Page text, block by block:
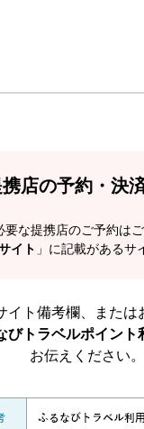
店の予約・決
な提携店のご予約は
イト 」に記載があるサ
イト備考欄、または
びトラベルポイント
お伝えください。